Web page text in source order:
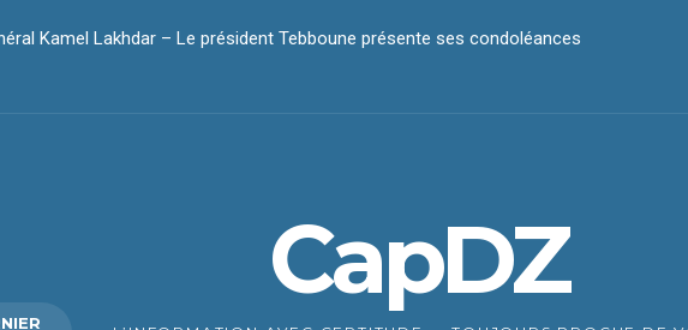
Kamel Lakhdar – Le président Tebboune présente ses condoléances
CapDZ